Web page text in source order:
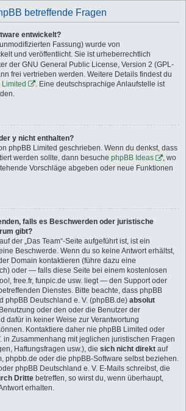
betreffende Fragen
entwickelt?
Fassung) wurde von
und veröffentlicht. Sie ist urheberrechtlich
der GNU General Public License, Version 2 (GPL-
frei vertrieben werden. Weitere Details findest du
Limited
. Eine deutschsprachige Anlaufstelle ist
y nicht enthalten?
phpBB Limited geschrieben. Wenn du denkst, dass
werden sollte, dann besuche phpBB Ideas
, wo
Vorschläge abgeben oder neue Funktionen
falls es Beschwerden oder juristische
gibt?
der „Das Team“-Seite aufgeführt ist, ist ein
Beschwerde. Wenn du so keine Antwort erhältst,
Domain kontaktieren (führe dazu eine
oder — falls diese Seite bei einem kostenlosen
free.fr, funpic.de usw. liegt — den Support oder
Dienstes. Bitte beachte, dass phpBB
phpBB Deutschland e. V. (phpBB.de) absolut
oder den oder die Benutzer der
dafür in keiner Weise zur Verantwortung
Kontaktiere daher nie phpBB Limited oder
in Zusammenhang mit jeglichen juristischen Fragen
Haftungsfragen usw.), die sich nicht direkt auf
phpbb.de oder die phpBB-Software selbst beziehen.
phpBB Deutschland e. V. E-Mails schreibst, die
Dritte betreffen, so wirst du, wenn überhaupt,
erhalten.